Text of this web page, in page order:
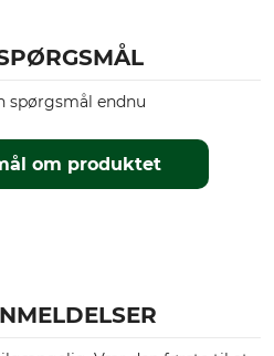
om produktet
spørgsmål endnu